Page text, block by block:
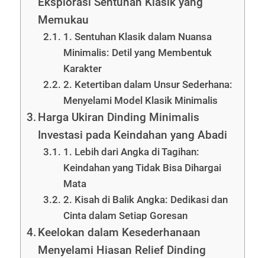
Memukau
1. Sentuhan Klasik dalam Nuansa
Minimalis: Detil yang Membentuk
Karakter
2. Ketertiban dalam Unsur Sederhana:
Menyelami Model Klasik Minimalis
Harga Ukiran Dinding Minimalis
Investasi pada Keindahan yang Abadi
1. Lebih dari Angka di Tagihan:
Keindahan yang Tidak Bisa Dihargai
Mata
2. Kisah di Balik Angka: Dedikasi dan
Cinta dalam Setiap Goresan
Keelokan dalam Kesederhanaan
Menyelami Hiasan Relief Dinding